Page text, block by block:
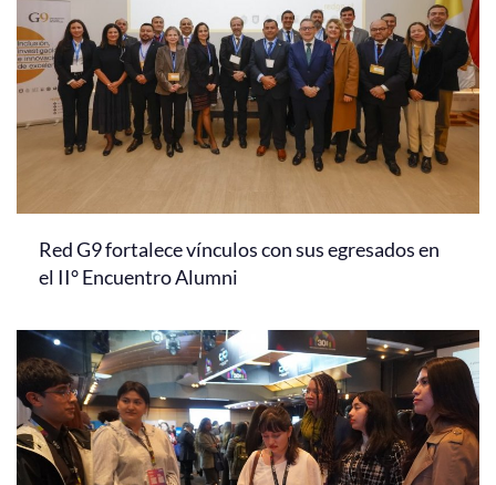
Red G9 fortalece vínculos con sus egresados en
el II° Encuentro Alumni